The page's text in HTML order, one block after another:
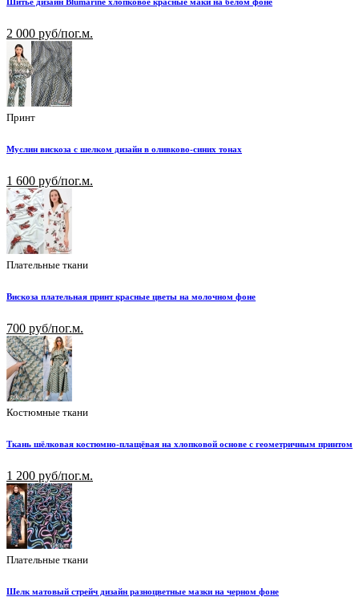
2 000 руб/пог.м.
Принт
Муслин вискоза с шелком дизайн в оливково-синих тонах
1 600 руб/пог.м.
Плательные ткани
Вискоза плательная принт красные цветы на молочном фоне
700 руб/пог.м.
Костюмные ткани
Ткань шёлковая костюмно-плащёвая на хлопковой основе с геометричным принтом
1 200 руб/пог.м.
Плательные ткани
Шелк матовый стрейч дизайн разноцветные мазки на черном фоне